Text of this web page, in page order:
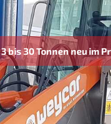
im Programm